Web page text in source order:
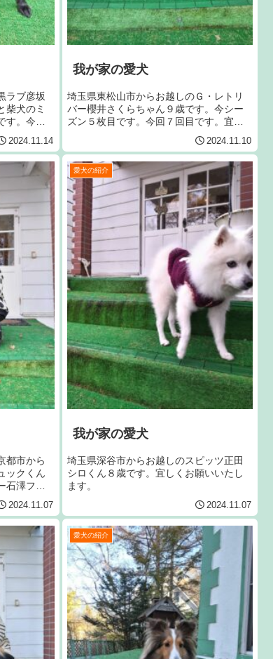
ラブ彦坂
柴犬のミ
。今回
たしま
2024.11.14
我が家の愛犬
埼玉県東松山市からお越しのＧ・レトリ
バー櫻井さくらちゃん９歳です。今シー
ズン５枚目です。今回７回目です。宜し
2024.11.10
都市から
ックくん
石澤フェ
いいたし
2024.11.07
愛犬の紹介
我が家の愛犬
埼玉県深谷市からお越しのスピッツ正田
シロくん８歳です。宜しくお願いいたし
ます。
2024.11.07
愛犬の紹介